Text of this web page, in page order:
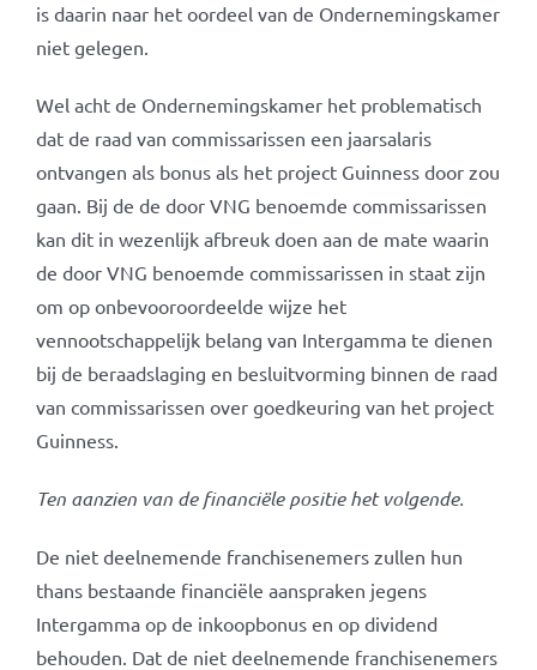
is daarin naar het oordeel van de Ondernemingskamer
niet gelegen.
Wel acht de Ondernemingskamer het problematisch
dat de raad van commissarissen een jaarsalaris
ontvangen als bonus als het project Guinness door zou
gaan. Bij de de door VNG benoemde commissarissen
kan dit in wezenlijk afbreuk doen aan de mate waarin
de door VNG benoemde commissarissen in staat zijn
om op onbevooroordeelde wijze het
vennootschappelijk belang van Intergamma te dienen
bij de beraadslaging en besluitvorming binnen de raad
van commissarissen over goedkeuring van het project
Guinness.
Ten aanzien van de financiële positie het volgende.
De niet deelnemende franchisenemers zullen hun
thans bestaande financiële aanspraken jegens
Intergamma op de inkoopbonus en op dividend
behouden. Dat de niet deelnemende franchisenemers